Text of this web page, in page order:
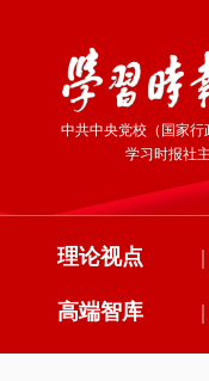
中共中央党校（国家行
学习时报社
理论视点 |
高端智库 |